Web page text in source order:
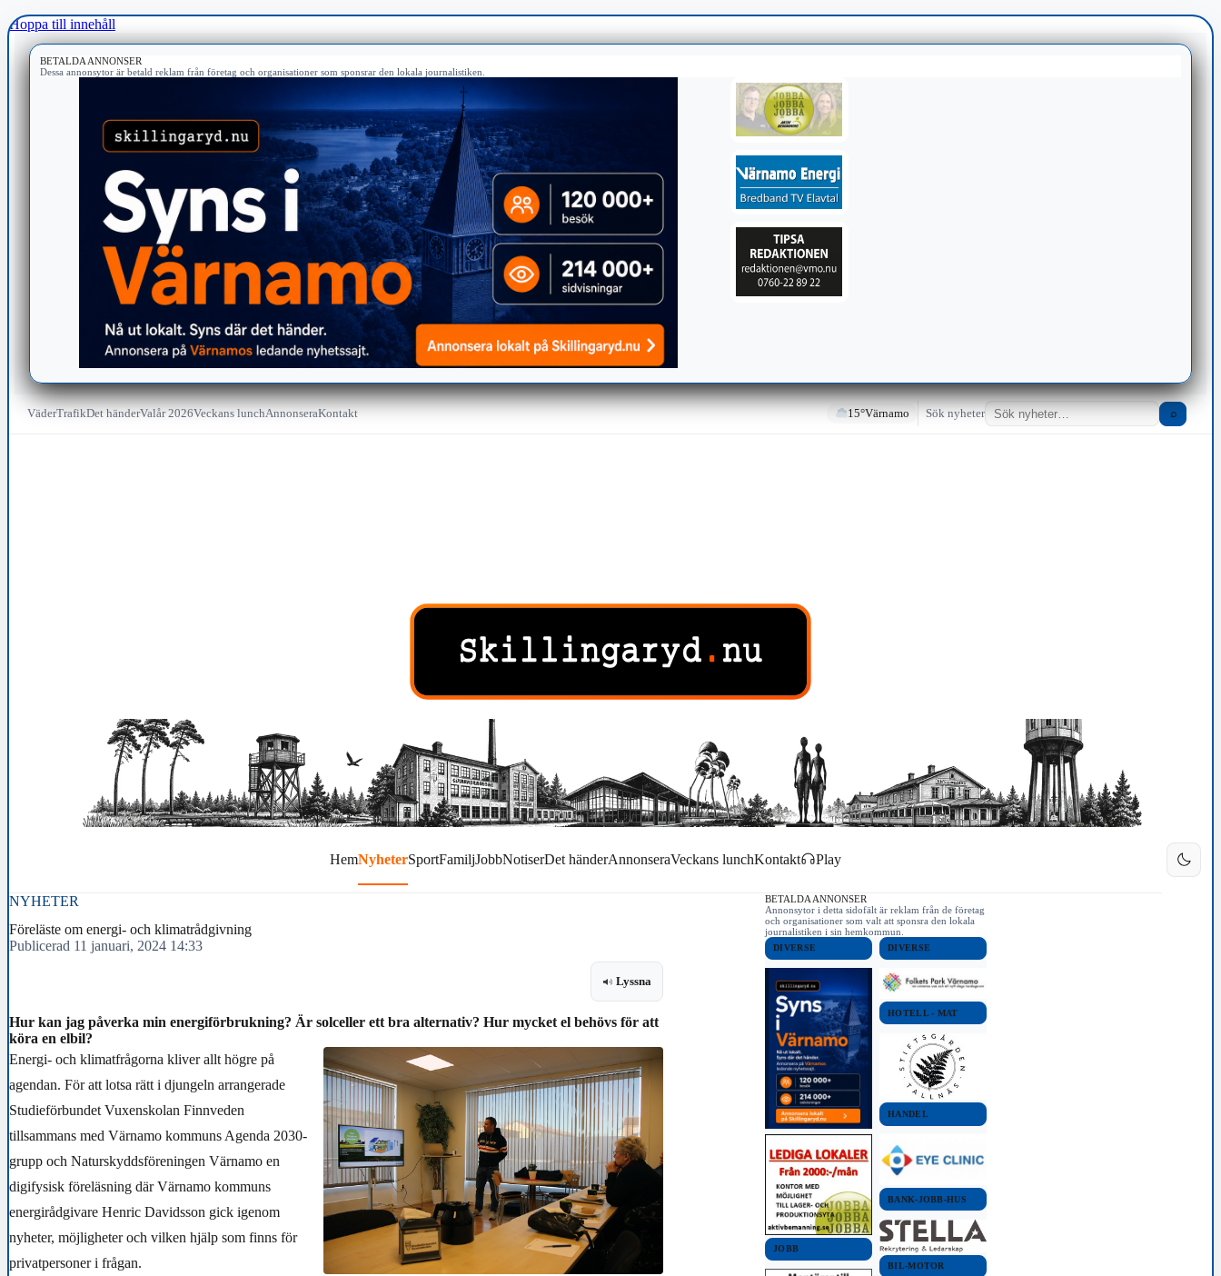
Hoppa till innehåll
BETALDA ANNONSER
Dessa annonsytor är betald reklam från företag och organisationer som sponsrar den lokala journalistiken.
VäderTrafikDet händerValår 2026Veckans lunchAnnonseraKontakt 15°Värnamo Sök nyheter ⌕
HemNyheterSportFamiljJobbNotiserDet händerAnnonseraVeckans lunchKontakt Play
NYHETER
Föreläste om energi- och klimatrådgivning
Publicerad 11 januari, 2024 14:33
Lyssna
Hur kan jag påverka min energiförbrukning? Är solceller ett bra alternativ? Hur mycket el behövs för att
köra en elbil?
Energi- och klimatfrågorna kliver allt högre på
agendan. För att lotsa rätt i djungeln arrangerade
Studieförbundet Vuxenskolan Finnveden
tillsammans med Värnamo kommuns Agenda 2030-
grupp och Naturskyddsföreningen Värnamo en
digifysisk föreläsning där Värnamo kommuns
energirådgivare Henric Davidsson gick igenom
nyheter, möjligheter och vilken hjälp som finns för
privatpersoner i frågan.
BETALDA ANNONSER
Annonsytor i detta sidofält är reklam från de företag
och organisationer som valt att sponsra den lokala
journalistiken i sin hemkommun.
DIVERSE
JOBB
DIVERSE
HOTELL - MAT
HANDEL
BANK-JOBB-HUS
BIL-MOTOR